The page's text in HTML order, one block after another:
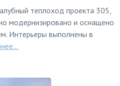
теплоход проекта 305,
модернизировано и оснащено
Интерьеры выполнены в